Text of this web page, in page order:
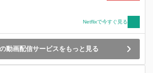
Netflixで今すぐ見る
動画配信サービスをもっと見る